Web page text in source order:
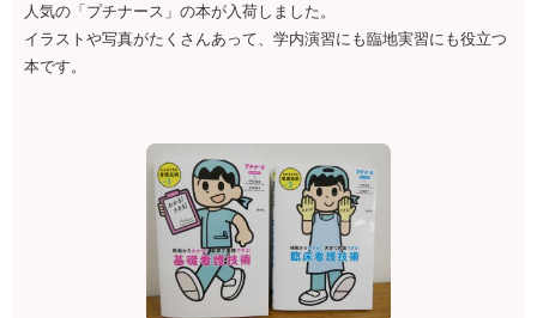
人気の「プチナース」の本が入荷しました。
イラストや写真がたくさんあって、学内演習にも臨地実習にも役立つ
本です。